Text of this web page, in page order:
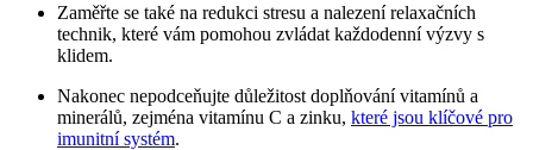
Zaměřte se také na redukci stresu a nalezení relaxačních
technik, které vám pomohou zvládat každodenní výzvy s
klidem.
Nakonec nepodceňujte důležitost doplňování vitamínů a
minerálů, zejména vitamínu C a zinku, které jsou klíčové pro
imunitní systém.